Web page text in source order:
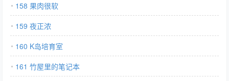
158 果肉很软
159 夜正浓
160 K岛培育室
161 竹屋里的笔记本